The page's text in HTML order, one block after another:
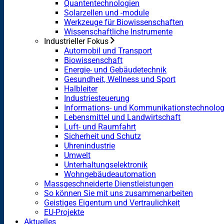
Quantentechnologien
Solarzellen und -module
Werkzeuge für Biowissenschaften
Wissenschaftliche Instrumente
Industrieller Fokus
Automobil und Transport
Biowissenschaft
Energie- und Gebäudetechnik
Gesundheit, Wellness und Sport
Halbleiter
Industriesteuerung
Informations- und
Lebensmittel und Landwirtschaft
Luft- und Raumfahrt
Sicherheit und Schutz
Uhrenindustrie
Umwelt
Unterhaltungselektronik
Wohngebäudeautomation
Massgeschneiderte Dienstleistungen
So können Sie mit uns zusammenarbeiten
Geistiges Eigentum und Vertraulichkeit
EU-Projekte
Aktuelles